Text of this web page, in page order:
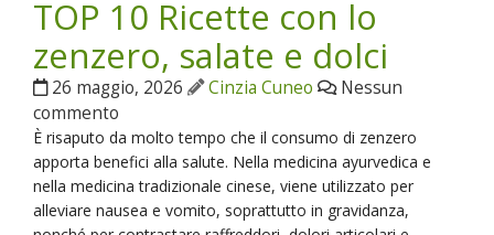
TOP 10 Ricette con lo
zenzero, salate e dolci
26 maggio, 2026 Cinzia Cuneo
Nessun
commento
È risaputo da molto tempo che il consumo di zenzero
apporta benefici alla salute. Nella medicina ayurvedica e
nella medicina tradizionale cinese, viene utilizzato per
alleviare nausea e vomito, soprattutto in gravidanza,